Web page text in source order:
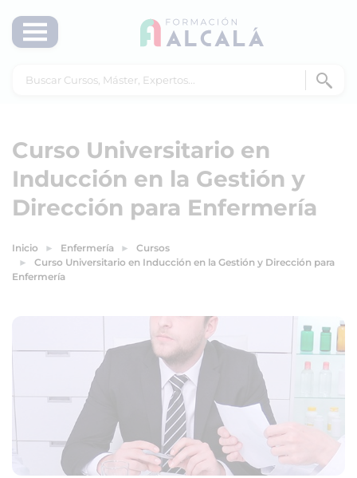
Curso Universitario en
Inducción en la Gestión y
Dirección para Enfermería
Inicio Enfermería
Cursos
Curso Universitario en Inducción en la Gestión y Dirección para
Enfermería